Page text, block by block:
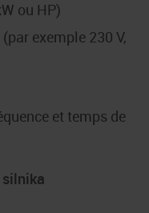
ou HP)
exemple 230 V,
et temps de
silnika